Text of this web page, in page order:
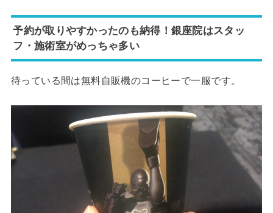
予約が取りやすかったのも納得！銀座院はスタッ
フ・施術室がめっちゃ多い
待っている間は無料自販機のコーヒーで一服です。